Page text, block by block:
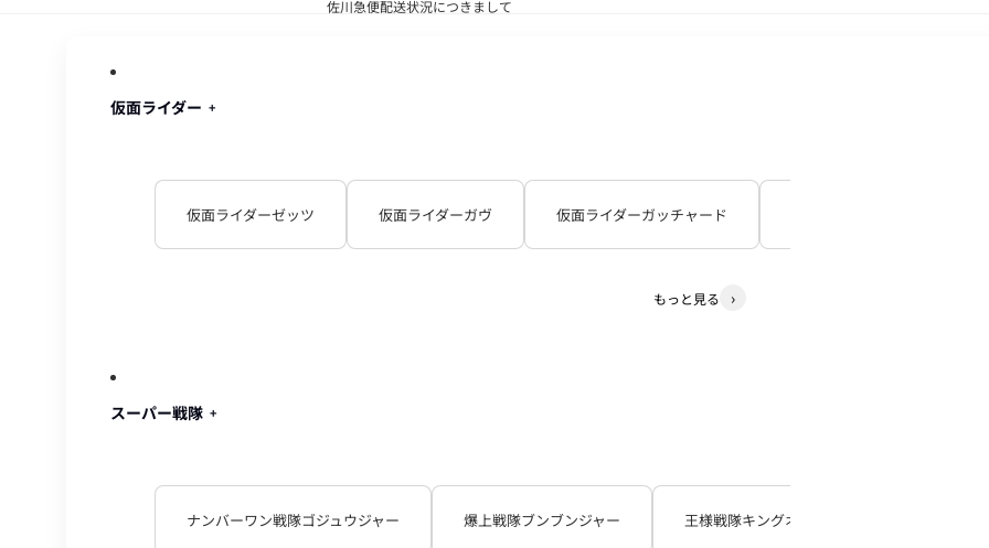
佐川急便配送状況につきまして
佐川急便配送状況につきまして
仮面ライダー
仮面ライダーゼッツ 仮面ライダーガヴ 仮面ライダーガッチャード
もっと見る
スーパー戦隊
ナンバーワン戦隊ゴジュウジャー 爆上戦隊ブンブンジャー 王様戦隊キングオージャー